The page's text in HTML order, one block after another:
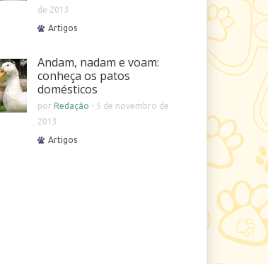
de 2013
Artigos
Andam, nadam e voam:
conheça os patos
domésticos
porRedação - 5 de novembro de
2013
Artigos